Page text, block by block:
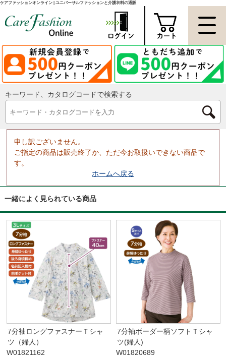
ケアファッションオンライン | ユニバーサルファッションと介護衣料の通販
キーワード、カタログコードで検索する
申し訳ございません。
ご指定の商品は販売終了か、ただ今お取扱いできない商品で
す。
ホームへ戻る
一緒によく見られている商品
7分袖ロングファスナーＴシャ
ツ（婦人）
W01821162
7分袖ボーダー柄ソフトＴシャ
ツ(婦人)
W01820689